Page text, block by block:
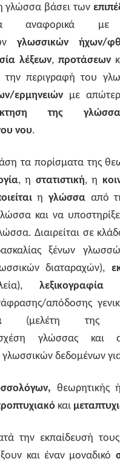
γλώσσα βάσει των
αναφορικά με
γλωσσικών ήχων/
λέξεων, προτάσεων
περιγραφή του
ερμηνειών με
της
νου.
τα πορίσματα της
, η στατιστική, η
η γλώσσα από
και να
Διαιρείται σε
ξένων
διαταραχών),
λεξικογραφία
απόδοσης
(μελέτη της
γλώσσας και
δεδομένων
θεωρητικής
και
την εκπαίδευσή
και έναν μοναδικό